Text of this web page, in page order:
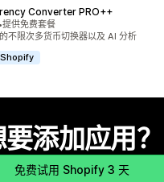
Converter PRO++
星）
论
•提供免费套餐
不限次多货币切换器以及 AI 分析
添加应用？
免费试用 Shopify 3 天